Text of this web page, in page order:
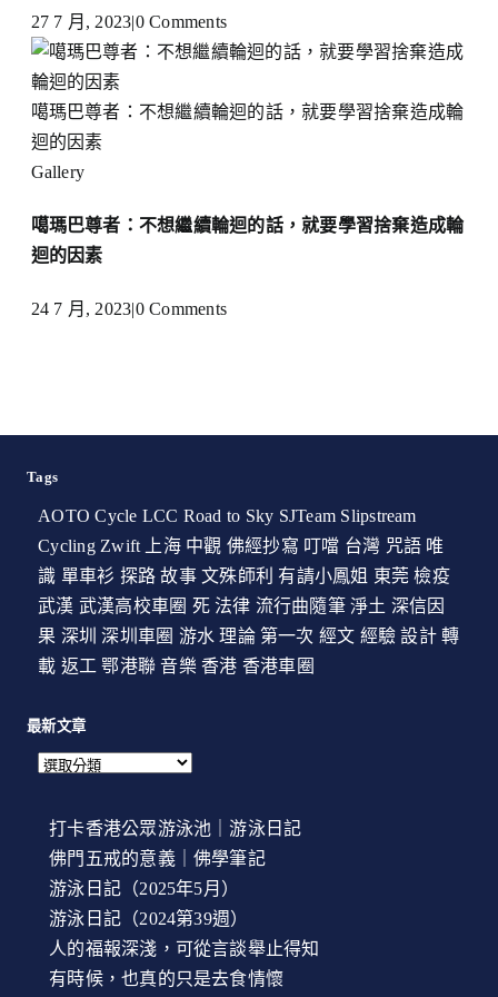
27 7 月, 2023|0 Comments
噶瑪巴尊者：不想繼續輪迴的話，就要學習捨棄造成輪
迴的因素
Gallery
噶瑪巴尊者：不想繼續輪迴的話，就要學習捨棄造成輪
迴的因素
24 7 月, 2023|0 Comments
Tags
AOTO Cycle LCC Road to Sky SJTeam Slipstream
Cycling Zwift 上海 中觀 佛經抄寫 叮噹 台灣 咒語 唯
識 單車衫 探路 故事 文殊師利 有請小鳳姐 東莞 檢疫
武漢 武漢高校車圈 死 法律 流行曲隨筆 淨土 深信因
果 深圳 深圳車圈 游水 理論 第一次 經文 經驗 設計 轉
載 返工 鄂港聯 音樂 香港 香港車圈
最新文章
打卡香港公眾游泳池｜游泳日記
佛門五戒的意義｜佛學筆記
游泳日記（2025年5月）
游泳日記（2024第39週）
人的福報深淺，可從言談舉止得知
有時候，也真的只是去食情懷